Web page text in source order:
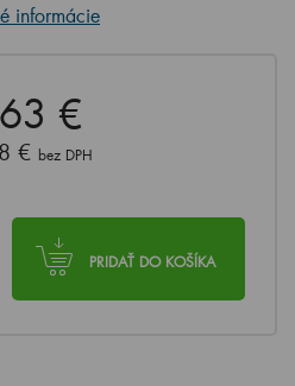
informácie
€
€ bez DPH
PRIDAŤ DO KOŠÍKA